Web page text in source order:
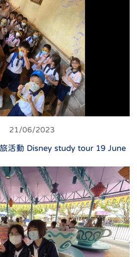
21/06/2023
活動 Disney study tour 19 June